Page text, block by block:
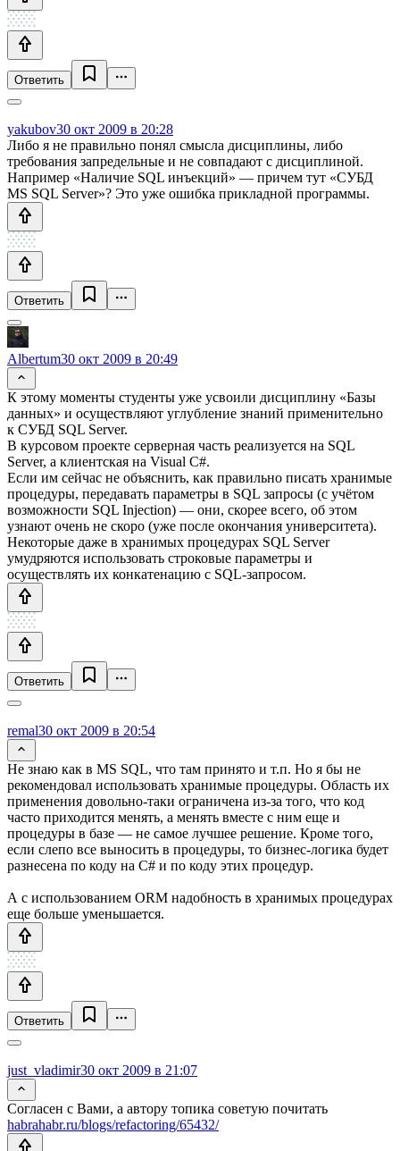
Ответить
yakubov30 окт 2009 в 20:28
Либо я не правильно понял смысла дисциплины, либо
требования запредельные и не совпадают с дисциплиной.
Например «Наличие SQL инъекций» — причем тут «СУБД
MS SQL Server»? Это уже ошибка прикладной программы.
Ответить
Albertum30 окт 2009 в 20:49
К этому моменты студенты уже усвоили дисциплину «Базы
данных» и осуществляют углубление знаний применительно
к СУБД SQL Server.
В курсовом проекте серверная часть реализуется на SQL
Server, а клиентская на Visual C#.
Если им сейчас не объяснить, как правильно писать хранимые
процедуры, передавать параметры в SQL запросы (с учётом
возможности SQL Injection) — они, скорее всего, об этом
узнают очень не скоро (уже после окончания университета).
Некоторые даже в хранимых процедурах SQL Server
умудряются использовать строковые параметры и
осуществлять их конкатенацию с SQL-запросом.
Ответить
remal30 окт 2009 в 20:54
Не знаю как в MS SQL, что там принято и т.п. Но я бы не
рекомендовал использовать хранимые процедуры. Область их
применения довольно-таки ограничена из-за того, что код
часто приходится менять, а менять вместе с ним еще и
процедуры в базе — не самое лучшее решение. Кроме того,
если слепо все выносить в процедуры, то бизнес-логика будет
разнесена по коду на C# и по коду этих процедур.
А с использованием ORM надобность в хранимых процедурах
еще больше уменьшается.
Ответить
just_vladimir30 окт 2009 в 21:07
Согласен с Вами, а автору топика советую почитать
habrahabr.ru/blogs/refactoring/65432/